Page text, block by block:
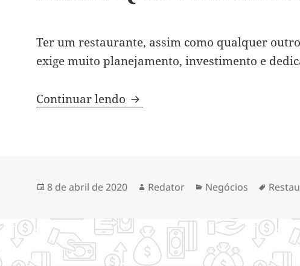
Ter um restaurante, assim como qualquer
exige muito planejamento, investimento e
Continuar lendo Restaurante de Sucesso: 5
Publicado
8 de abril de 2020 Autor
Redator Categorias
Negócios Tags